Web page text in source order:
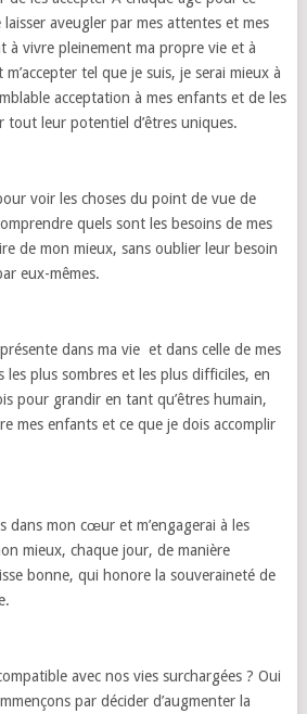
aveugler par mes attentes et mes
à vivre pleinement ma propre vie et à
tel que je suis, je serai mieux à
acceptation à mes enfants et de les
tout leur potentiel d’êtres uniques.
voir les choses du point de vue de
quels sont les besoins de mes
de mon mieux, sans oublier leur besoin
eux-mêmes.
dans ma vie et dans celle de mes
les plus sombres et les plus difficiles, en
pour grandir en tant qu’êtres humain,
mes enfants et ce que je dois accomplir
dans mon cœur et m’engagerai à les
mieux, chaque jour, de manière
bonne, qui honore la souveraineté de
avec nos vies surchargées ? Oui
par décider d’augmenter la